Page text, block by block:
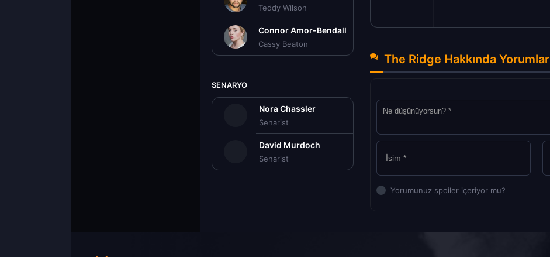
Teddy Wilson
Connor Amor-Bendall
Cassy Beaton
SENARYO
Nora Chassler
Senarist
David Murdoch
Senarist
The Ridge Hakkında Yorumlar
Yorumunuz spoiler içeriyor mu?